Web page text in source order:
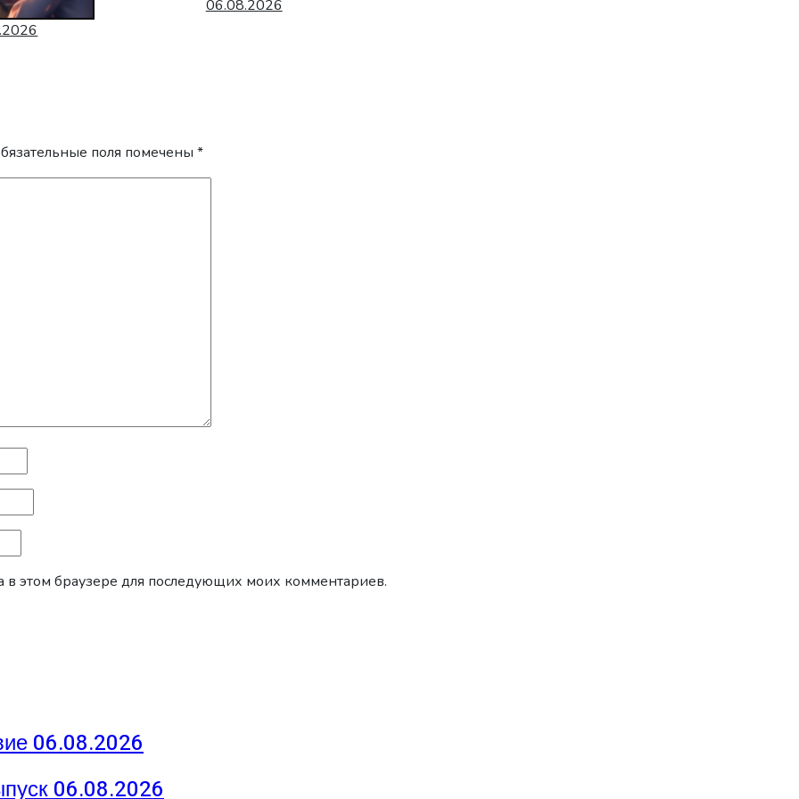
06.08.2026
поля помечены *
в этом браузере для последующих моих комментариев.
06.08.2026
06.08.2026